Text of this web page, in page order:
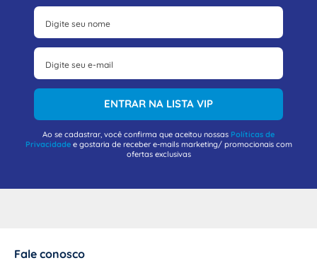
ENTRAR NA LISTA VIP
Ao se cadastrar, você confirma que aceitou nossas Políticas de
Privacidadee gostaria de receber e-mails marketing/ promocionais com
ofertas exclusivas
Fale conosco